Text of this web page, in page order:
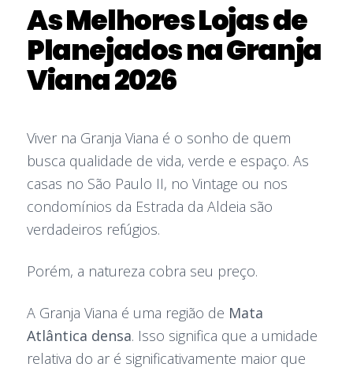
As Melhores Lojas de
Planejados na Granja
Viana 2026
Viver na Granja Viana é o sonho de quem
busca qualidade de vida, verde e espaço. As
casas no São Paulo II, no Vintage ou nos
condomínios da Estrada da Aldeia são
verdadeiros refúgios.
Porém, a natureza cobra seu preço.
A Granja Viana é uma região de Mata
Atlântica densa. Isso significa que a umidade
relativa do ar é significativamente maior que